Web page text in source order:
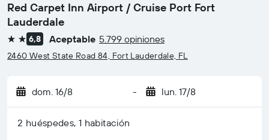
Red Carpet Inn Airport / Cruise Port Fort
Lauderdale
2 estrellas
6,8 Aceptable 5.799 opiniones
2460 West State Road 84, Fort Lauderdale, FL
dom. 16/8 - lun. 17/8
2 huéspedes, 1 habitación